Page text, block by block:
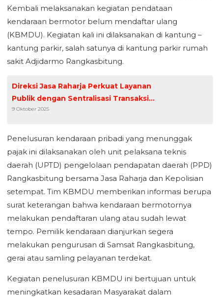
Kembali melaksanakan kegiatan pendataan
kendaraan bermotor belum mendaftar ulang
(KBMDU). Kegiatan kali ini dilaksanakan di kantung –
kantung parkir, salah satunya di kantung parkir rumah
sakit Adjidarmo Rangkasbitung.
Direksi Jasa Raharja Perkuat Layanan
Publik dengan Sentralisasi Transaksi
Pembayaran Keuangan
9 Oktober 2025
Penelusuran kendaraan pribadi yang menunggak
pajak ini dilaksanakan oleh unit pelaksana teknis
daerah (UPTD) pengelolaan pendapatan daerah (PPD)
Rangkasbitung bersama Jasa Raharja dan Kepolisian
setempat. Tim KBMDU memberikan informasi berupa
surat keterangan bahwa kendaraan bermotornya
melakukan pendaftaran ulang atau sudah lewat
tempo. Pemilik kendaraan dianjurkan segera
melakukan pengurusan di Samsat Rangkasbitung,
gerai atau samling pelayanan terdekat.
Kegiatan penelusuran KBMDU ini bertujuan untuk
meningkatkan kesadaran Masyarakat dalam